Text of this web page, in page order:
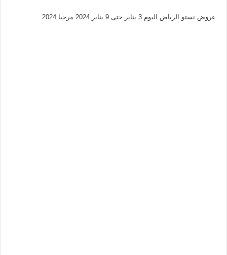
عروض نستو الرياض اليوم 3 يناير حتى 9 يناير 2024 مرحبا 2024